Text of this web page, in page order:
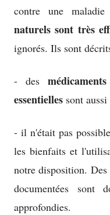
contre une
naturels sont très
ignorés. Ils sont
- des
essentielles sont
- il n'était pas
les bienfaits et
notre disposition.
documentées sont
approfondies.